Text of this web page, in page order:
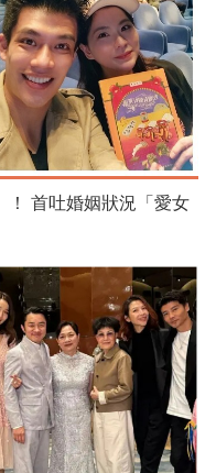
！ 首吐婚姻狀況「愛女